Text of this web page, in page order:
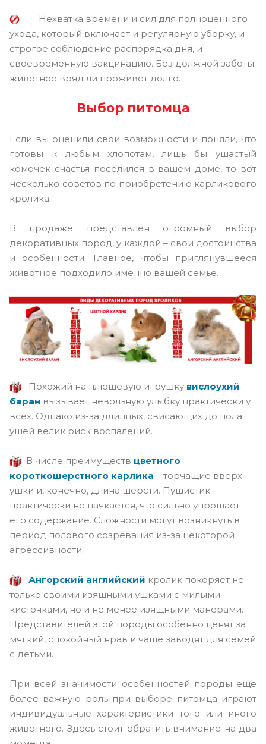
Нехватка времени и сил для полноценного
ухода, который включает и регулярную уборку, и
строгое соблюдение распорядка дня, и
своевременную вакцинацию. Без должной заботы
животное вряд ли проживет долго.
Выбор питомца
Если вы оценили свои возможности и поняли, что
готовы к любым хлопотам, лишь бы ушастый
комочек счастья поселился в вашем доме, то вот
несколько советов по приобретению карликового
кролика.
В продаже представлен огромный выбор
декоративных пород, у каждой – свои достоинства
и особенности. Главное, чтобы приглянувшееся
животное подходило именно вашей семье.
Похожий на плюшевую игрушку вислоухий
баран вызывает невольную улыбку практически у
всех. Однако из-за длинных, свисающих до пола
ушей велик риск воспалений.
В числе преимуществ цветного
короткошерстного карлика – торчащие вверх
ушки и, конечно, длина шерсти. Пушистик
практически не пачкается, что сильно упрощает
его содержание. Сложности могут возникнуть в
период полового созревания из-за некоторой
агрессивности.
Ангорский английский кролик покоряет не
только своими изящными ушками с милыми
кисточками, но и не менее изящными манерами.
Представителей этой породы особенно ценят за
мягкий, спокойный нрав и чаще заводят для семей
с детьми.
При всей значимости особенностей породы еще
более важную роль при выборе питомца играют
индивидуальные характеристики того или иного
животного. Здесь стоит обратить внимание на два